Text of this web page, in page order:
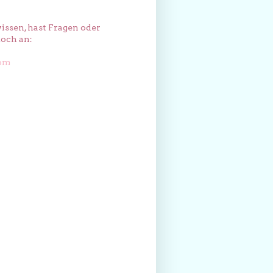
hast Fragen oder
an: